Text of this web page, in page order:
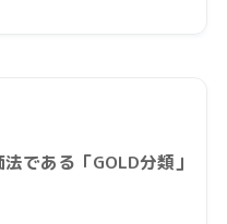
である「GOLD分類」